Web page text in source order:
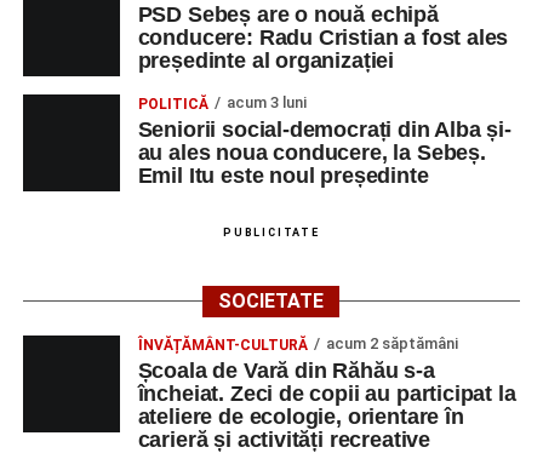
PSD Sebeș are o nouă echipă
conducere: Radu Cristian a fost ales
președinte al organizației
POLITICĂ acum 3 luni
Seniorii social-democrați din Alba și-
au ales noua conducere, la Sebeș.
Emil Itu este noul președinte
PUBLICITATE
SOCIETATE
ÎNVĂȚĂMÂNT-CULTURĂ acum 2 săptămâni
Școala de Vară din Răhău s-a
încheiat. Zeci de copii au participat la
ateliere de ecologie, orientare în
carieră și activități recreative